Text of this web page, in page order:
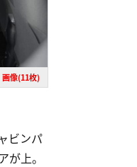
画像(11枚)
ビンパ
上。